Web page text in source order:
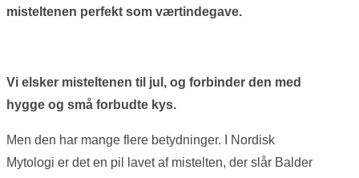
misteltenen perfekt som værtindegave.
Vi elsker misteltenen til jul, og forbinder den med
hygge og små forbudte kys.
Men den har mange flere betydninger. I Nordisk
Mytologi er det en pil lavet af mistelten, der slår Balder